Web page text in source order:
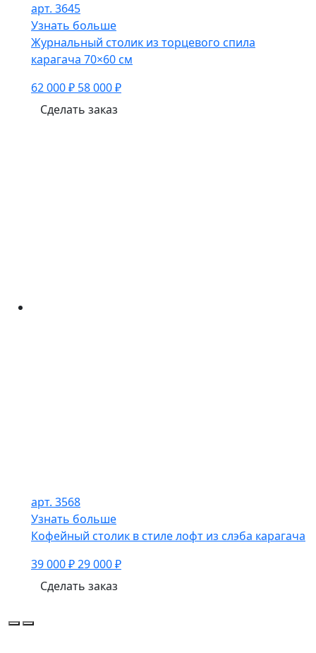
арт. 3645
Узнать больше
Журнальный столик из торцевого спила
карагача 70×60 см
62 000 ₽ 58 000 ₽
Сделать заказ
арт. 3568
Узнать больше
Кофейный столик в стиле лофт из слэба карагача
39 000 ₽29 000 ₽
Сделать заказ